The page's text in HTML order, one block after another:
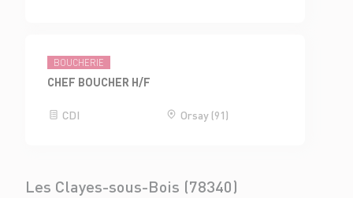
BOUCHERIE
CHEF BOUCHER H/F
CDI Orsay (91)
Les Clayes-sous-Bois (78340)